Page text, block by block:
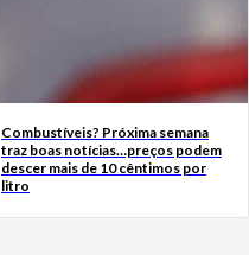
Combustíveis? Próxima semana
traz boas notícias…preços podem
descer mais de 10 cêntimos por
litro